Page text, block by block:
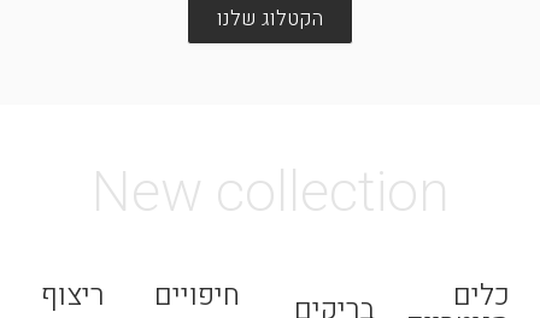
הקטלוג שלנו
New collection
כלים חיפויים ריצוף